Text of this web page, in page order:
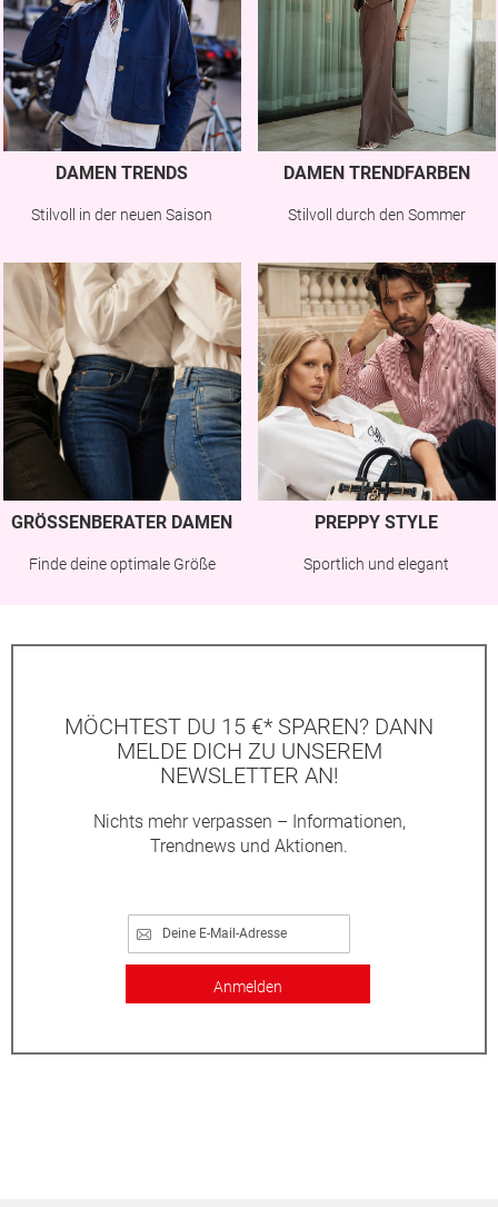
DAMEN TRENDS
Stilvoll in der neuen Saison
DAMEN TRENDFARBEN
Stilvoll durch den Sommer
GRÖSSENBERATER DAMEN
Finde deine optimale Größe
PREPPY STYLE
Sportlich und elegant
MÖCHTEST DU 15 €* SPAREN? DANN
MELDE DICH ZU UNSEREM
NEWSLETTER AN!
Nichts mehr verpassen – Informationen,
Trendnews und Aktionen.
Anmelden